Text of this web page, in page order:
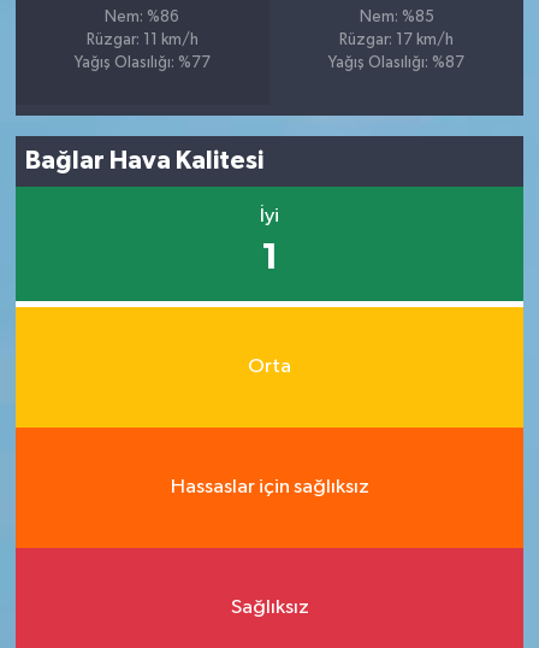
Nem: %86
Rüzgar: 11 km/h
Yağış Olasılığı: %77
Nem: %85
Rüzgar: 17 km/h
Yağış Olasılığı: %87
Bağlar Hava Kalitesi
İyi
1
Orta
Hassaslar için sağlıksız
Sağlıksız